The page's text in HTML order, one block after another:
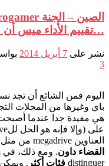
الصين – الجنة retrogamer الفقراء…
…تقييم الأداء ميس أن
نشر على 7 أبريل 2014
3
اليوم فمن الشائع أن
باي وغيرها من المحلات
هي مفيدة جدا عندما أصبحت
العناوين megadrive من مثل
القضاء داون
distinguer فئات أكثر .